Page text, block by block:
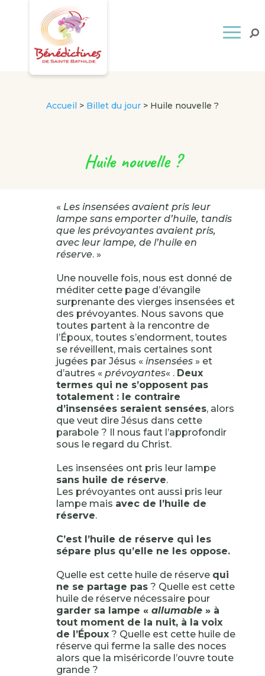
Accueil > Billet du jour> Huile nouvelle ?
Huile nouvelle ?
« Les insensées avaient pris leur
lampe sans emporter d’huile, tandis
que les prévoyantes avaient pris,
avec leur lampe, de l’huile en
réserve. »
Une nouvelle fois, nous est donné de
méditer cette page d’évangile
surprenante des vierges insensées et
des prévoyantes. Nous savons que
toutes partent à la rencontre de
l’Époux, toutes s’endorment, toutes
se réveillent, mais certaines sont
jugées par Jésus « insensées» et
d’autres « prévoyantes« . Deux
termes qui ne s’opposent pas
totalement : le contraire
d’insensées seraient sensées, alors
que veut dire Jésus dans cette
parabole ? Il nous faut l’approfondir
sous le regard du Christ.
Les insensées ont pris leur lampe
sans huile de réserve.
Les prévoyantes ont aussi pris leur
lampe mais avec de l’huile de
réserve.
C’est l’huile de réserve qui les
sépare plus qu’elle ne les oppose.
Quelle est cette huile de réserve qui
ne se partage pas? Quelle est cette
huile de réserve nécessaire pour
garder sa lampe « allumable» à
tout moment de la nuit, à la voix
de l’Époux? Quelle est cette huile de
réserve qui ferme la salle des noces
alors que la miséricorde l’ouvre toute
grande ?